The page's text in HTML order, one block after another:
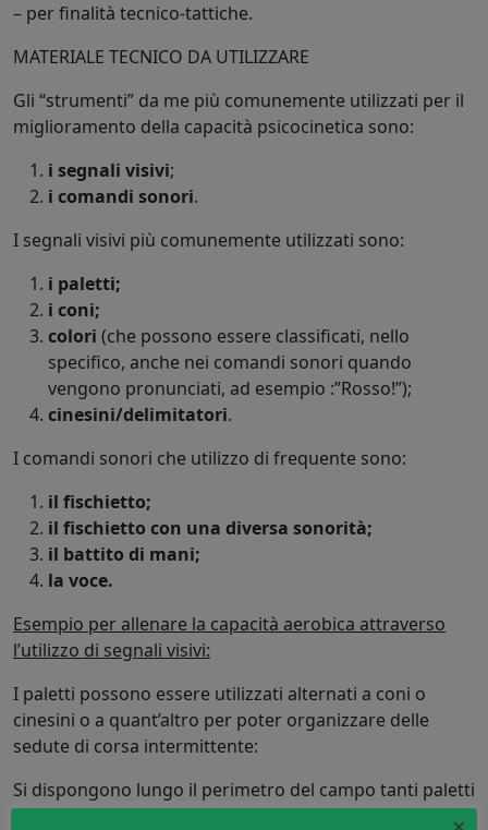
– per finalità tecnico-tattiche.
MATERIALE TECNICO DA UTILIZZARE
Gli “strumenti” da me più comunemente utilizzati per il
miglioramento della capacità psicocinetica sono:
i segnali visivi;
i comandi sonori.
I segnali visivi più comunemente utilizzati sono:
i paletti;
i coni;
colori (che possono essere classificati, nello
specifico, anche nei comandi sonori quando
vengono pronunciati, ad esempio :”Rosso!”);
cinesini/delimitatori.
I comandi sonori che utilizzo di frequente sono:
il fischietto;
il fischietto con una diversa sonorità;
il battito di mani;
la voce.
Esempio per allenare la capacità aerobica attraverso
l’utilizzo di segnali visivi:
I paletti possono essere utilizzati alternati a coni o
cinesini o a quant’altro per poter organizzare delle
sedute di corsa intermittente:
Si dispongono lungo il perimetro del campo tanti paletti
e altrettanti coni distanti 20 metri l’uno dall’altro (o a